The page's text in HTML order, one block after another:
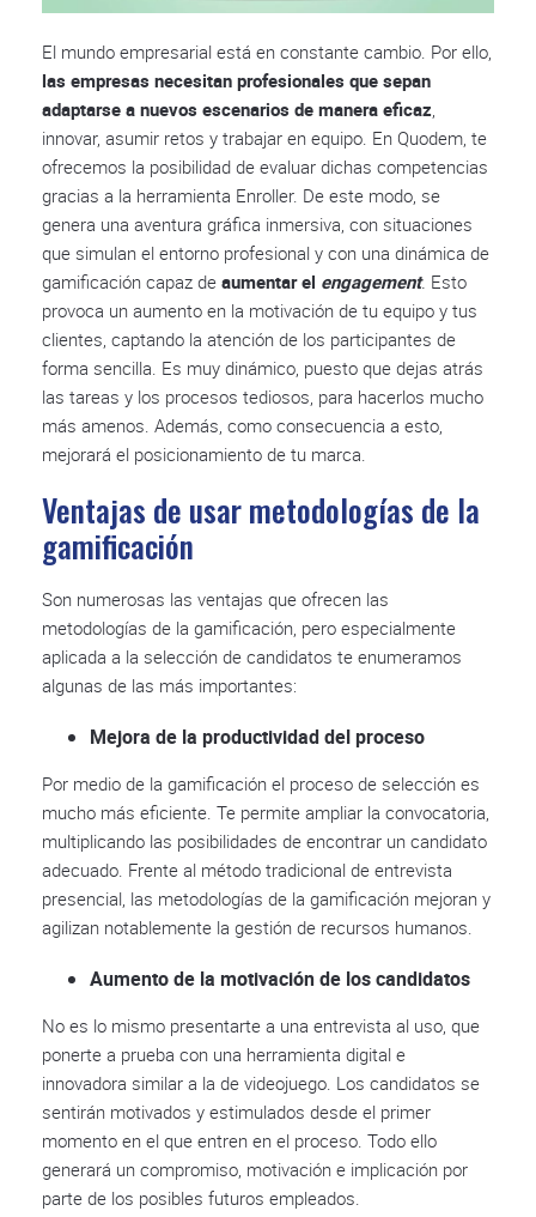
El mundo empresarial está en constante cambio. Por ello,
las empresas necesitan profesionales que sepan
adaptarse a nuevos escenarios de manera eficaz
innovar, asumir retos y trabajar en equipo. En Quodem, te
ofrecemos la posibilidad de evaluar dichas competencias
gracias a la herramienta Enroller. De este modo, se
genera una aventura gráfica inmersiva, con situaciones
que simulan el entorno profesional y con una dinámica de
gamificación capaz de aumentar el engagement. Esto
provoca un aumento en la motivación de tu equipo y tus
clientes, captando la atención de los participantes de
forma sencilla. Es muy dinámico, puesto que dejas atrás
las tareas y los procesos tediosos, para hacerlos mucho
más amenos. Además, como consecuencia a esto,
mejorará el posicionamiento de tu marca.
Ventajas de usar metodologías de la
gamificación
Son numerosas las ventajas que ofrecen las
metodologías de la gamificación, pero especialmente
aplicada a la selección de candidatos te enumeramos
algunas de las más importantes:
Mejora de la productividad del proceso
Por medio de la gamificación el proceso de selección es
mucho más eficiente. Te permite ampliar la convocatoria,
multiplicando las posibilidades de encontrar un candidato
adecuado. Frente al método tradicional de entrevista
presencial, las metodologías de la gamificación mejoran y
agilizan notablemente la gestión de recursos humanos.
Aumento de la motivación de los candidatos
No es lo mismo presentarte a una entrevista al uso, que
ponerte a prueba con una herramienta digital e
innovadora similar a la de videojuego. Los candidatos se
sentirán motivados y estimulados desde el primer
momento en el que entren en el proceso. Todo ello
generará un compromiso, motivación e implicación por
parte de los posibles futuros empleados.